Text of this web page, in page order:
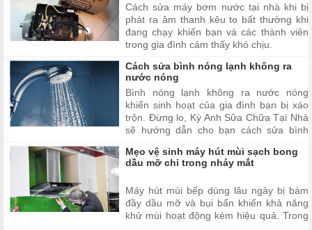
Cách sửa máy bơm nước tại nhà khi bị
phát ra âm thanh kêu to bất thường khi
đang chạy khiến bạn và các thành viên
trong gia đình cảm thấy khó chịu.
Cách sửa bình nóng lạnh không ra
nước nóng
Bình nóng lạnh không ra nước nóng
khiến sinh hoạt của gia đình bạn bị xáo
trộn. Đừng lo, Kỳ Anh Sữa Chữa Tại Nhà
sẽ hướng dẫn cho bạn cách sửa bình
Mẹo vệ sinh máy hút mùi sạch bong
dầu mỡ chỉ trong nháy mắt
Máy hút mùi bếp dùng lâu ngày bị bám
đầy dầu mỡ và bụi bẩn khiến khả năng
khử mùi hoạt động kém hiệu quả. Trong